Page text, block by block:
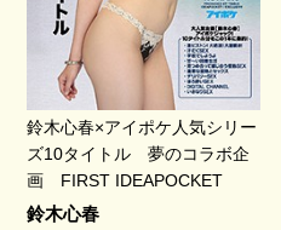
鈴木心春×アイポケ人気シリー
ズ10タイトル 夢のコラボ企
画 FIRST IDEAPOCKET
鈴木心春